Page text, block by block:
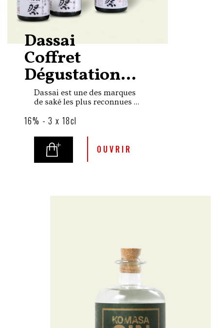
Dassai
Coffret
Dégustation...
Dassai est une des marques
de saké les plus reconnues à
brasserie Asahi Shuzo qui ne
catégorie supérieure
daiginjo.
16% - 3 x 18cl
OUVRIR